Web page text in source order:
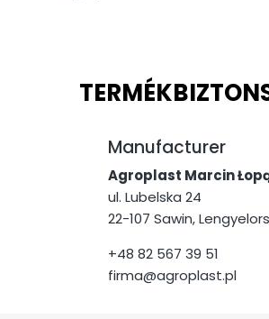
Manufacturer
Agroplast Marcin
ul. Lubelska 24
22-107 Sawin,
+48 82 567 39 51
firma@agroplast.pl